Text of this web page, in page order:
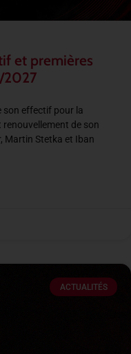
et premières
2027
son effectif pour la
de son
Martin Stetka et Iban
ACTUALITÉS